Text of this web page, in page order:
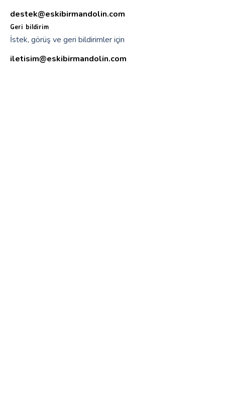
destek@eskibirmandolin.com
Geri bildirim
İstek, görüş ve geri bildirimler için
iletisim@eskibirmandolin.com